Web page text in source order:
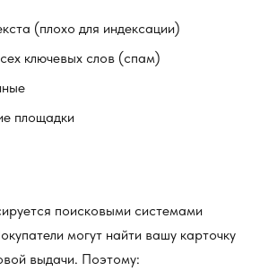
(плохо для индексации)
ключевых слов (спам)
площадки
поисковыми системами
могут найти вашу карточку
выдачи. Поэтому: